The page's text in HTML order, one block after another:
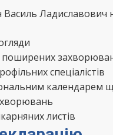
Ладиславович
поширених
спеціалістів
календарем
листів